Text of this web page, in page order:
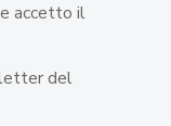
e accetto il
del